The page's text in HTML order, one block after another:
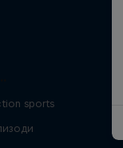
sports